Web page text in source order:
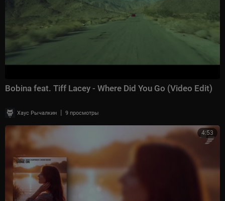
Bobina feat. Tiff Lacey - Where Did You Go (Video Edit)
Хаус Рычалкин | 9 просмотры
4:53